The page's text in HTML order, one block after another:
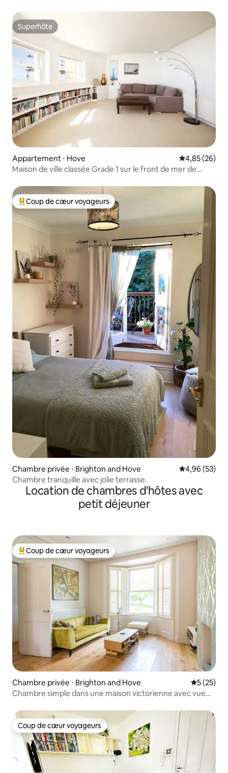
Superhôte
Superhôte
Appartement ⋅ Hove Évaluation
4,85 (26)
Maison de ville classée Grade 1 sur le front de mer de
Coups de cœur voyageurs les plus appréciés
Coup de cœur voyageurs
Chambre privée ⋅ Brighton and Hove Évaluation
4,96 (53)
Chambre tranquille avec jolie terrasse.
Location de chambres d'hôtes avec
petit déjeuner
Coups de cœur voyageurs les plus appréciés
Coup de cœur voyageurs
Chambre privée ⋅ Brighton and Hove
5 (25)
Chambre simple dans une maison victorienne avec vue
Coup de cœur voyageurs
Coup de cœur voyageurs